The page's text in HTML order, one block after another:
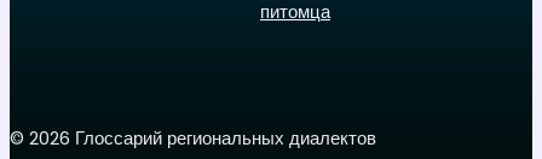
питомца
© 2026 Глоссарий региональных диалектов